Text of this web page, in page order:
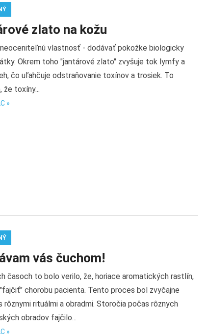
zlato na kožu
vlastnosť - dodávať pokožke biologicky
Okrem toho "jantárové zlato" zvyšuje tok lymfy a
čo uľahčuje odstraňovanie toxínov a trosiek. To
že toxíny...
»
vás čuchom!
časoch to bolo verilo, že, horiace aromatických rastlín,
chorobu pacienta. Tento proces bol zvyčajne
rôznymi rituálmi a obradmi. Storočia počas rôznych
obradov fajčilo...
»